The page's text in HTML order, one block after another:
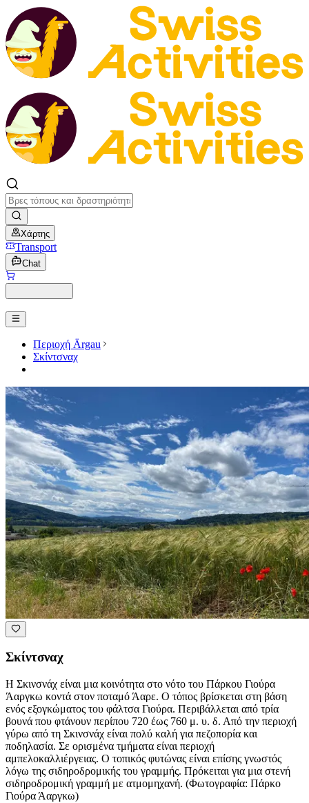
Χάρτης
Transport
Chat
Περιοχή Ärgau
Σκίντσναχ
Σκίντσναχ
Η Σκινσνάχ είναι μια κοινότητα στο νότο του Πάρκου Γιούρα
Άαργκω κοντά στον ποταμό Άαρε. Ο τόπος βρίσκεται στη βάση
ενός εξογκώματος του φάλτσα Γιούρα. Περιβάλλεται από τρία
βουνά που φτάνουν περίπου 720 έως 760 μ. υ. δ. Από την περιοχή
γύρω από τη Σκινσνάχ είναι πολύ καλή για πεζοπορία και
ποδηλασία. Σε ορισμένα τμήματα είναι περιοχή
αμπελοκαλλιέργειας. Ο τοπικός φυτώνας είναι επίσης γνωστός
λόγω της σιδηροδρομικής του γραμμής. Πρόκειται για μια στενή
σιδηροδρομική γραμμή με ατμομηχανή. (Φωτογραφία: Πάρκο
Γιούρα Άαργκω)